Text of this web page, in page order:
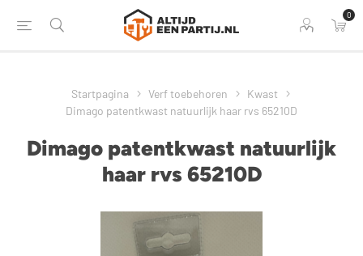
0
Startpagina Verf toebehoren
Kwast
Dimago patentkwast natuurlijk haar rvs 65210D
Dimago patentkwast natuurlijk
haar rvs 65210D